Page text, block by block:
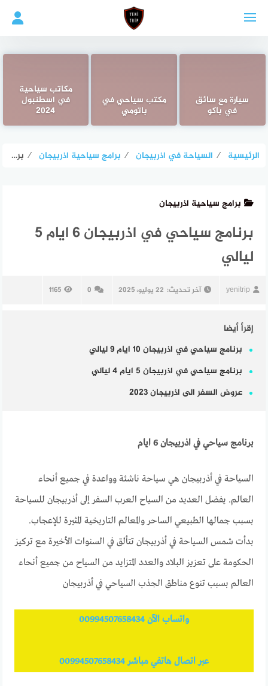
سيارة مع سائق
في باكو
مكتب سياحي في
باتومي
مكاتب سياحية
في اسطنبول
2024
الرئيسية ⁄ السياحة في اذربيجان ⁄ برامج سياحية اذربيجان ⁄ برنامج سياحي في اذربيجان 6 ايام 5 ليالي
برامج سياحية اذربيجان
برنامج سياحي في اذربيجان 6 ايام 5
ليالي
yenitrip آخر تحديث: 22 يوليو، 2025 0
1165
إقرأ أيضا
برنامج سياحي في اذربيجان 10 ايام 9 ليالي
برنامج سياحي في اذربيجان 5 ايام 4 ليالي
عروض السفر الى اذربيجان 2023
برنامج سياحي في اذربيجان 6 ايام
السياحة في أذربيجان هي سياحة ناشئة وواعدة في جميع أنحاء
العالم. يفضل العديد من السياح العرب السفر إلى أذربيجان للسياحة
بسبب جمالها الطبيعي الساحر والمعالم التاريخية المثيرة للإعجاب.
بدأت شمس السياحة في أذربيجان تتألق في السنوات الأخيرة مع تركيز
الحكومة على تعزيز البلاد والعدد المتزايد من السياح من جميع أنحاء
العالم بسبب تنوع مناطق الجذب السياحي في أذربيجان
واتساب الآن 00994507658434
عبر اتصال هاتفي مباشر 00994507658434